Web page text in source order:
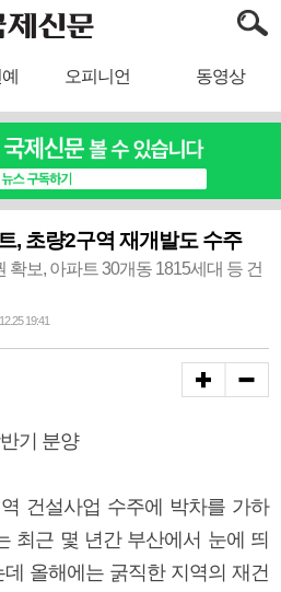
오피니언 동영상
, 초량2구역 재개발도 수주
보, 아파트 30개동 1815세대 등 건
19:41
기 분양
건설사업 수주에 박차를 가하
최근 몇 년간 부산에서 눈에 띄
올해에는 굵직한 지역의 재건